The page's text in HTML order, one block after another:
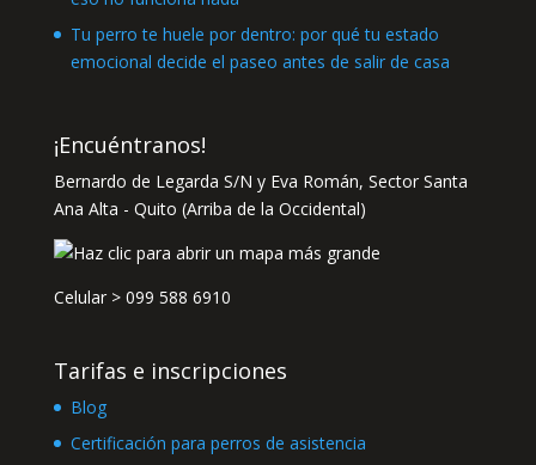
Tu perro te huele por dentro: por qué tu estado
emocional decide el paseo antes de salir de casa
¡Encuéntranos!
Bernardo de Legarda S/N y Eva Román, Sector Santa
Ana Alta - Quito (Arriba de la Occidental)
Celular > 099 588 6910
Tarifas e inscripciones
Blog
Certificación para perros de asistencia